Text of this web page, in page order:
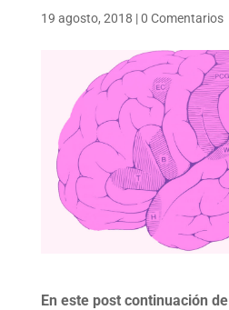
19 agosto, 2018 |0 Comentarios
En este post continuación de